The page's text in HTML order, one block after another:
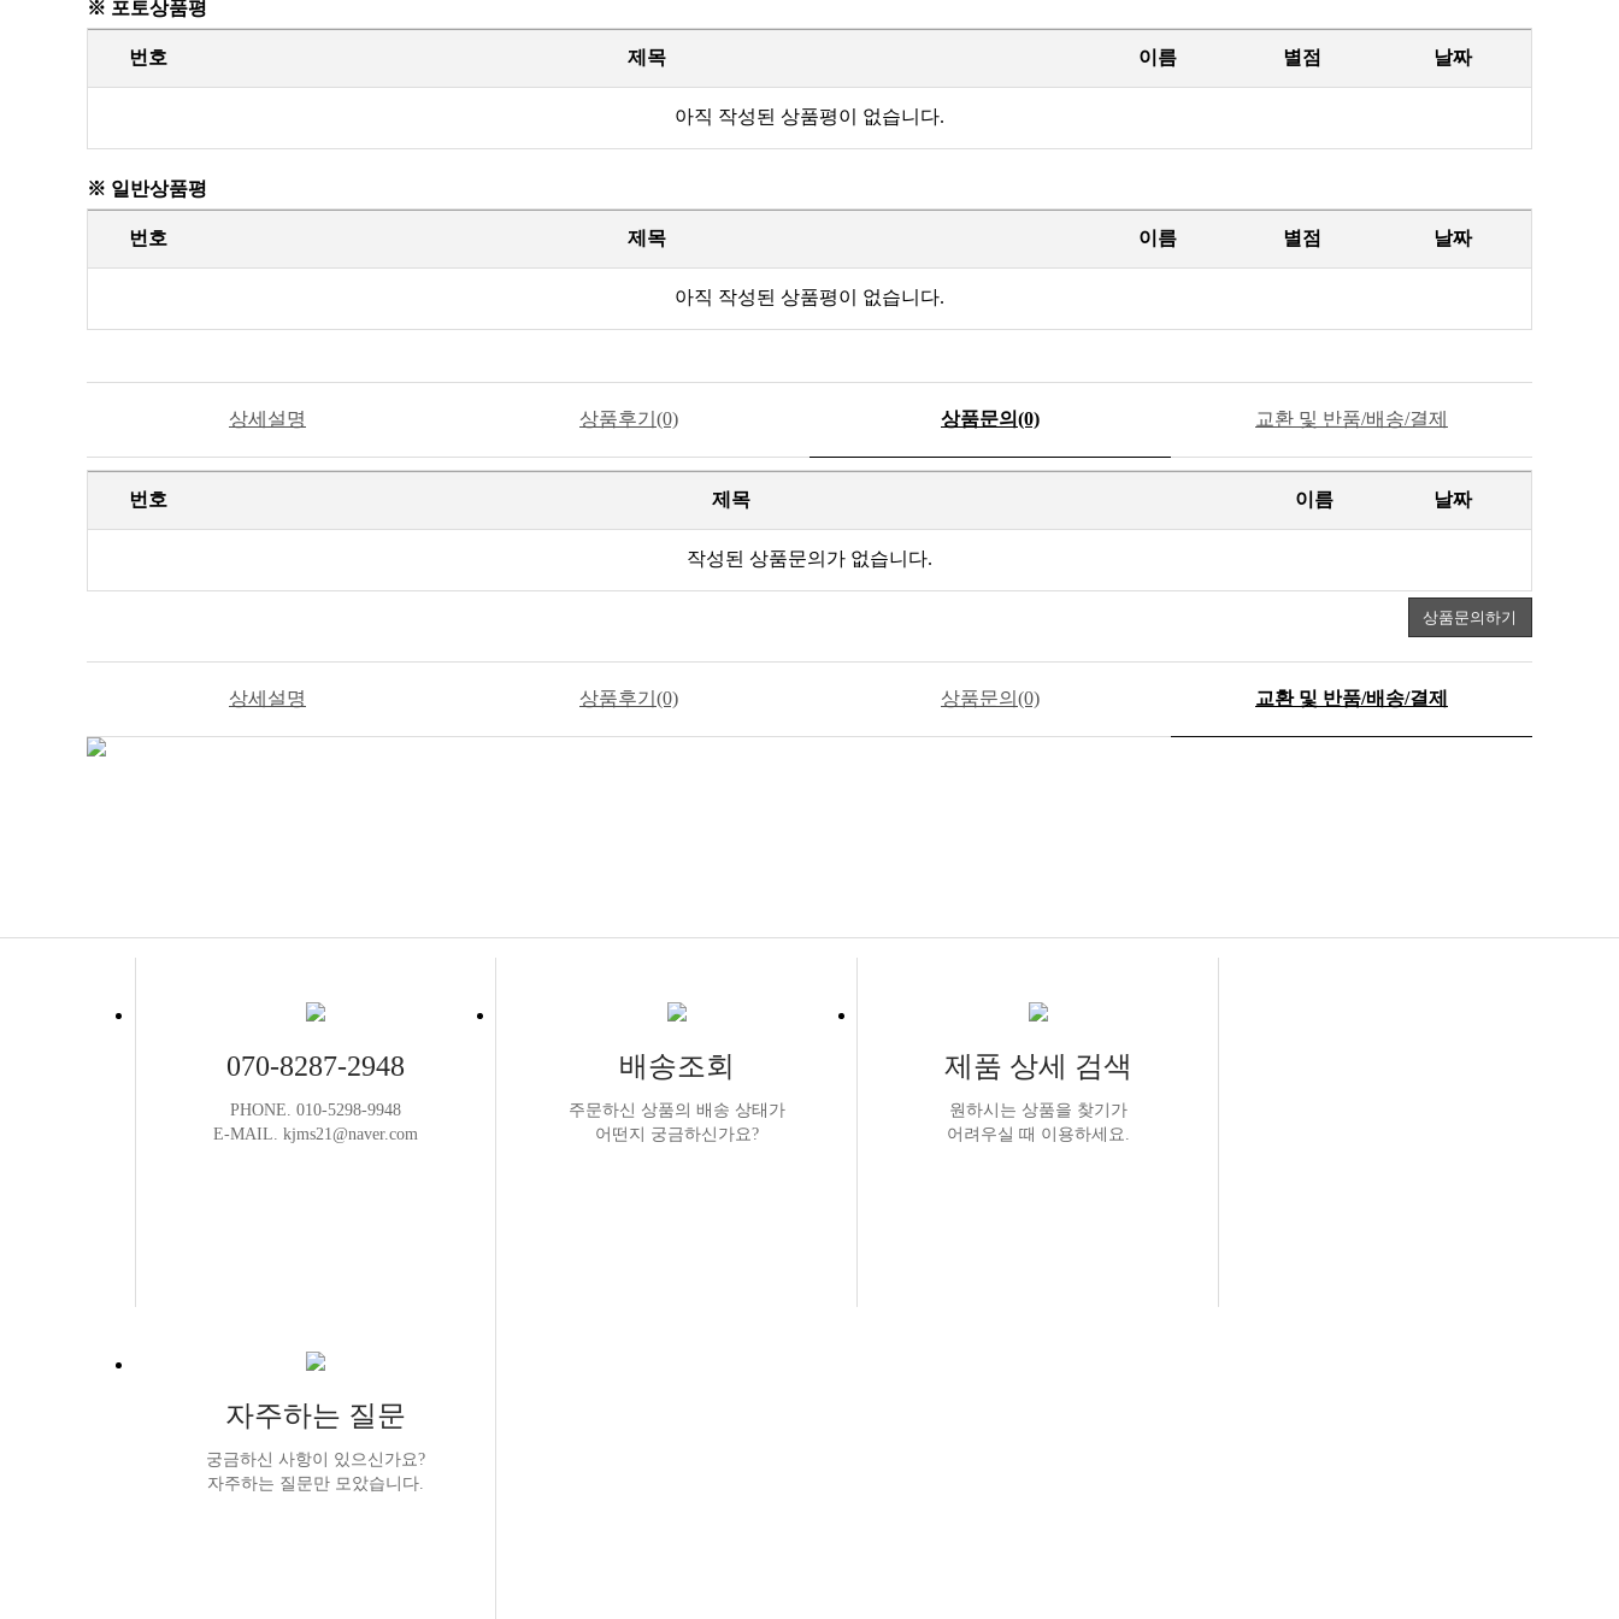
※ 포토상품평
번호 제목 이름 별점 날짜
아직 작성된 상품평이 없습니다.
※ 일반상품평
번호 제목 이름 별점 날짜
아직 작성된 상품평이 없습니다.
상세설명 상품후기(0) 상품문의(0) 교환 및 반품/배송/결제
번호 제목 이름 날짜
작성된 상품문의가 없습니다.
상품문의하기
상세설명 상품후기(0) 상품문의(0) 교환 및 반품/배송/결제
070-8287-2948
PHONE. 010-5298-9948
E-MAIL. kjms21@naver.com
배송조회
주문하신 상품의 배송 상태가
어떤지 궁금하신가요?
제품 상세 검색
원하시는 상품을 찾기가
어려우실 때 이용하세요.
자주하는 질문
궁금하신 사항이 있으신가요?
자주하는 질문만 모았습니다.